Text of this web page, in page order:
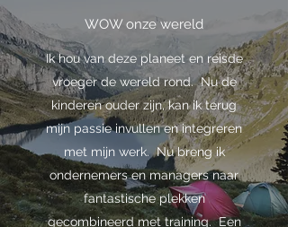
WOW onze wereld
Ik hou van deze planeet en reisde
vroeger de wereld rond. Nu de
kinderen ouder zijn, kan ik terug
mijn passie invullen en integreren
met mijn werk. Nu breng ik
ondernemers en managers naar
fantastische plekken
gecombineerd met training. Een